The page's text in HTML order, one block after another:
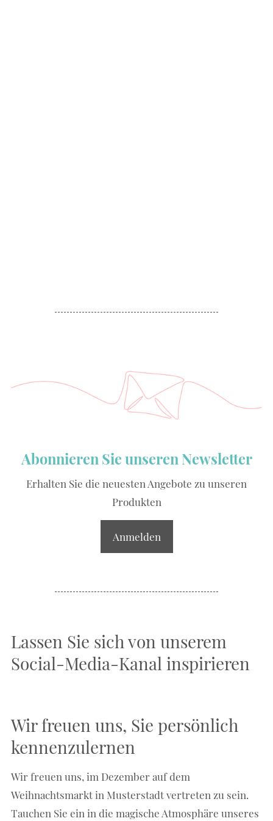
Abonnieren Sie unseren Newsletter
Erhalten Sie die neuesten Angebote zu unseren
Produkten
Anmelden
Lassen Sie sich von unserem
Social-Media-Kanal inspirieren
Wir freuen uns, Sie persönlich
kennenzulernen
Wir freuen uns, im Dezember auf dem
Weihnachtsmarkt in Musterstadt vertreten zu sein.
Tauchen Sie ein in die magische Atmosphäre unseres